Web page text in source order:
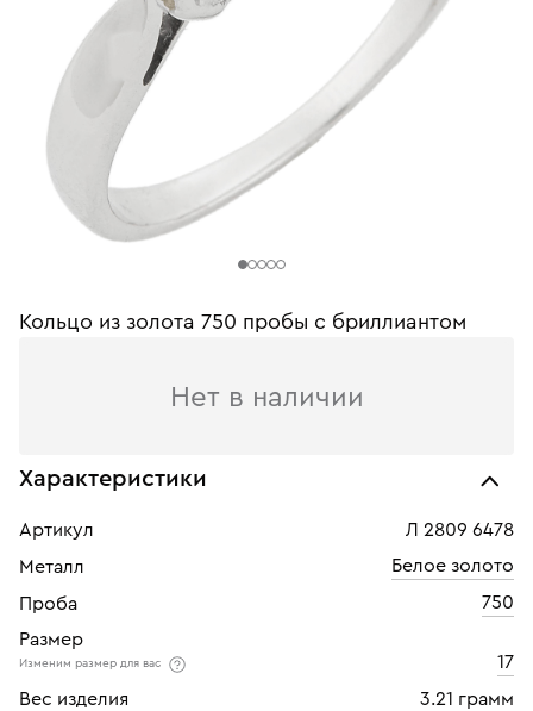
Кольцо из золота 750 пробы c бриллиантом
Нет в наличии
Характеристики
Артикул
Л 2809 6478
Металл
Белое золото
Проба
750
Размер
Изменим размер для вас
17
Вес изделия
3.21 грамм